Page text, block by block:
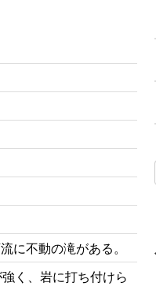
に不動の滝がある。
く、岩に打ち付けら